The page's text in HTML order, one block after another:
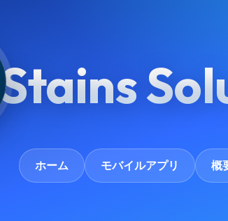
Stains
ホーム モバイルアプリ 概